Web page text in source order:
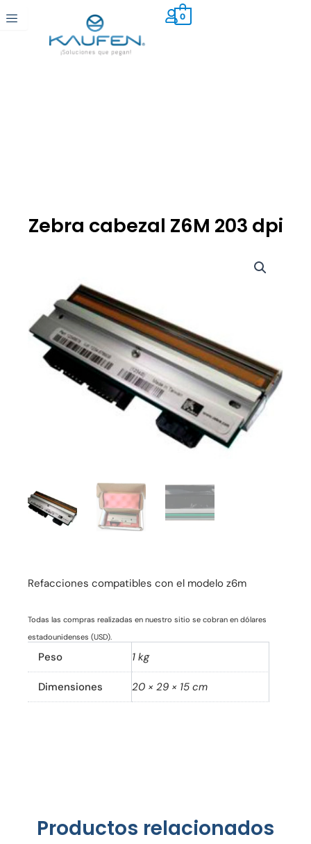
al
contenido
0
Zebra cabezal Z6M 203 dpi
Refacciones compatibles con el modelo z6m
Todas las compras realizadas en nuestro sitio se cobran en dólares
estadounidenses (USD).
Peso 1 kg
Dimensiones 20 × 29 × 15 cm
Productos relacionados